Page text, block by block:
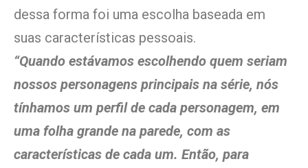
dessa forma foi uma escolha baseada em
suas características pessoais.
“Quando estávamos escolhendo quem seriam
nossos personagens principais na série, nós
tínhamos um perfil de cada personagem, em
uma folha grande na parede, com as
características de cada um. Então, para